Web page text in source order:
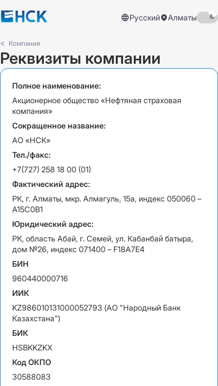
Русский Алматы
Компания
Реквизиты компании
Полное наименование:
Акционерное общество «Нефтяная страховая
компания»
Сокращенное название:
АО «НСК»
Тел./факс:
+7(727) 258 18 00 (01)
Фактический адрес:
РК, г. Алматы, мкр. Алмагуль, 15а, индекс 050060 –
A15C0B1
Юридический адрес:
РК, область Абай, г. Семей, ул. Кабанбай батыра,
дом №26, индекс 071400 – F18A7E4
БИН
960440000716
ИИК
KZ986010131000052793 (АО "Народный Банк
Казахстана")
БИК
HSBKKZKX
Код ОКПО
30588083